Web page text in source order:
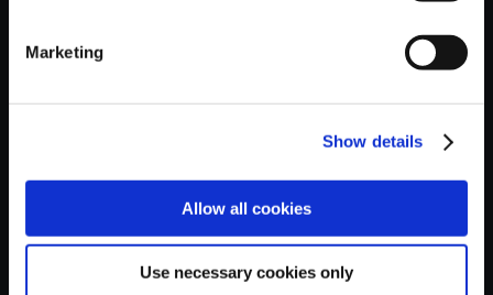
Marketing
Show details
Allow all cookies
Use necessary cookies only